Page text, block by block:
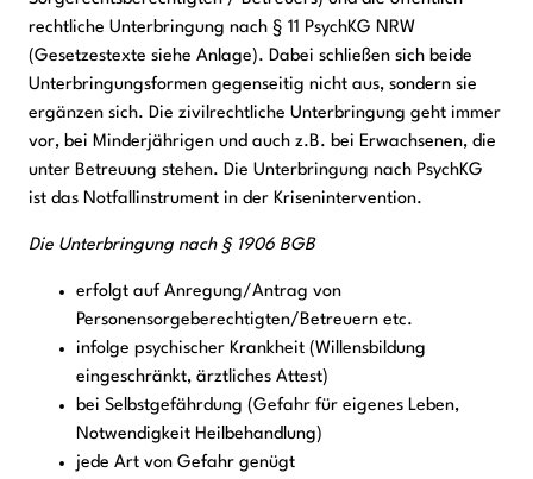
rechtliche Unterbringung nach § 11 PsychKG NRW
(Gesetzestexte siehe Anlage). Dabei schließen sich beide
Unterbringungsformen gegenseitig nicht aus, sondern sie
ergänzen sich. Die zivilrechtliche Unterbringung geht immer
vor, bei Minderjährigen und auch z.B. bei Erwachsenen, die
unter Betreuung stehen. Die Unterbringung nach PsychKG
ist das Notfallinstrument in der Krisenintervention.
Die Unterbringung nach § 1906 BGB
erfolgt auf Anregung/Antrag von
Personensorgeberechtigten/Betreuern etc.
infolge psychischer Krankheit (Willensbildung
eingeschränkt, ärztliches Attest)
bei Selbstgefährdung (Gefahr für eigenes Leben,
Notwendigkeit Heilbehandlung)
jede Art von Gefahr genügt